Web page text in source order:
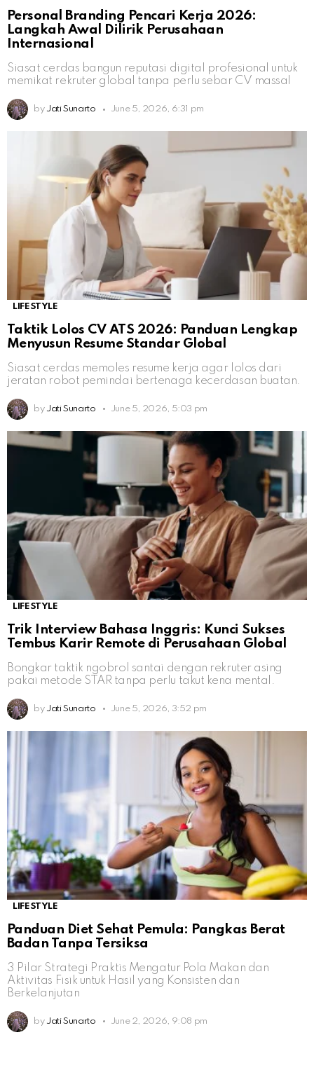
Personal Branding Pencari Kerja 2026:
Langkah Awal Dilirik Perusahaan
Internasional
Siasat cerdas bangun reputasi digital profesional untuk
memikat rekruter global tanpa perlu sebar CV massal
by Jati Sunarto June 5, 2026, 6:31 pm
LIFESTYLE
Taktik Lolos CV ATS 2026: Panduan Lengkap
Menyusun Resume Standar Global
Siasat cerdas memoles resume kerja agar lolos dari
jeratan robot pemindai bertenaga kecerdasan buatan.
by Jati Sunarto June 5, 2026, 5:03 pm
LIFESTYLE
Trik Interview Bahasa Inggris: Kunci Sukses
Tembus Karir Remote di Perusahaan Global
Bongkar taktik ngobrol santai dengan rekruter asing
pakai metode STAR tanpa perlu takut kena mental.
by Jati Sunarto June 5, 2026, 3:52 pm
LIFESTYLE
Panduan Diet Sehat Pemula: Pangkas Berat
Badan Tanpa Tersiksa
3 Pilar Strategi Praktis Mengatur Pola Makan dan
Aktivitas Fisik untuk Hasil yang Konsisten dan
Berkelanjutan
by Jati Sunarto June 2, 2026, 9:08 pm